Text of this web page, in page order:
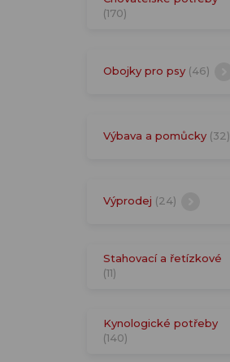
(170)
Obojky pro psy (46)
Výbava a pomůcky (32)
Výprodej (24)
Stahovací a řetízkové
(11)
Kynologické potřeby
(140)